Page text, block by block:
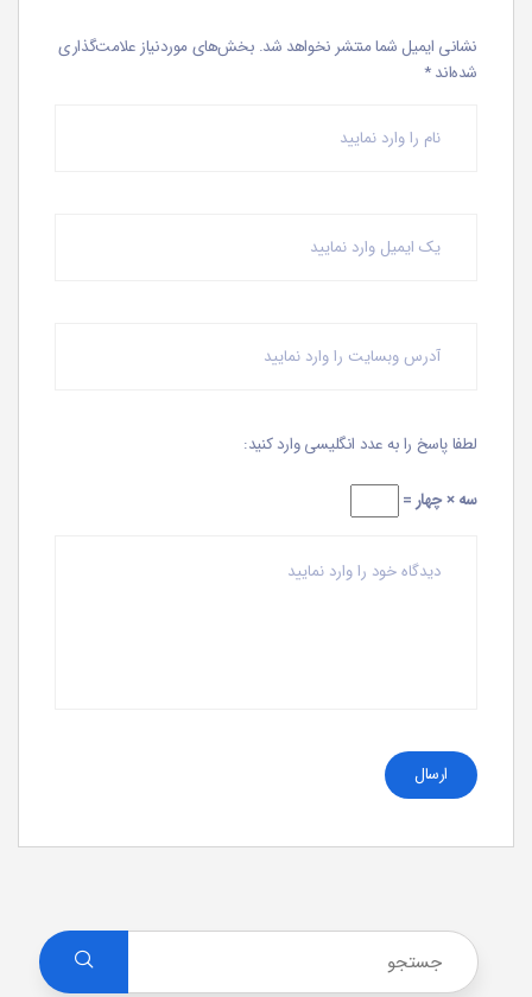
نشانی ایمیل شما منتشر نخواهد شد. بخش‌های موردنیاز علامت‌گذاری
شده‌اند*
لطفا پاسخ را به عدد انگلیسی وارد کنید:
سه × چهار =